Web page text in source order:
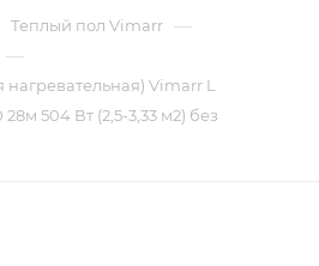
Теплый пол Vimarr —
—
Vimarr L
504 Вт (2,5-3,33 м2) без